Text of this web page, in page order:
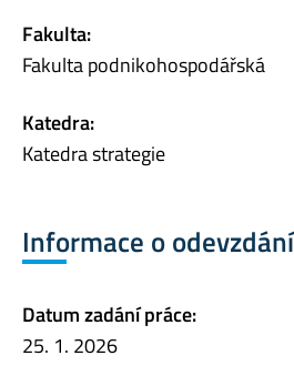
Fakulta:
Fakulta podnikohospodářská
Katedra:
Katedra strategie
Informace o
Datum zadání práce:
25. 1. 2026